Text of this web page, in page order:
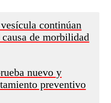
continúan
de morbilidad
nuevo y
preventivo